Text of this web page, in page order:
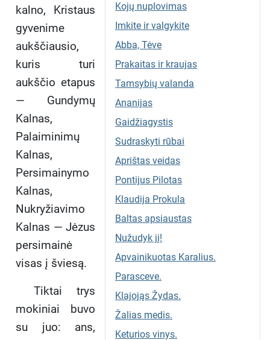
Kojų nuplovimas
Imkite ir valgykite
Abba, Tėve
Prakaitas ir kraujas
Tamsybių valanda
Ananijas
Gaidžiagystis
Sudraskyti rūbai
Aprištas veidas
Pontijus Pilotas
Klaudija Prokula
Baltas apsiaustas
Nužudyk jį!
Apvainikuotas Karalius.
Parasceve.
Klajojąs Žydas.
Žalias medis.
Keturios vinys.
kalno, Kristaus
gyvenime
aukščiausio,
kuris turi
aukščio etapus
— Gundymų
Kalnas,
Palaiminimų
Kalnas,
Persimainymo
Kalnas,
Nukryžiavimo
Kalnas — Jėzus
persimainė
visas į šviesą.
Tiktai trys
mokiniai buvo
su juo: ans,